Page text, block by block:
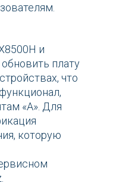
и
плату
что
«A». Для
которую